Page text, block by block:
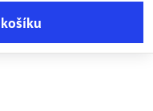
košíku